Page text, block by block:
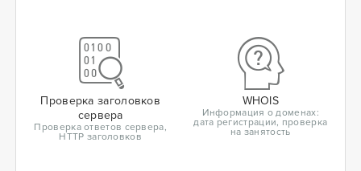
Проверка заголовков
сервера
Проверка ответов сервера,
HTTP заголовков
WHOIS
Информация о доменах:
дата регистрации, проверка
на занятость